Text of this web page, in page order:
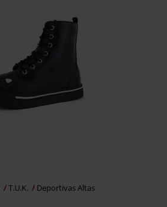
T.U.K. Deportivas Altas